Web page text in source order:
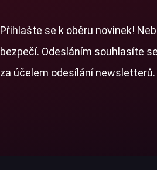
Přihlašte se k oběru novinek!
bezpečí. Odesláním souhlasíte
za účelem odesílání newsletterů.